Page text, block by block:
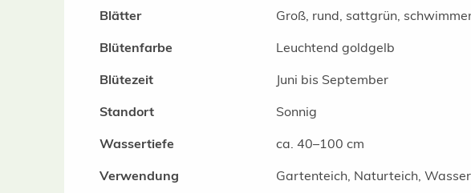
Blätter
Groß, rund, sattgrün,
Blütenfarbe
Leuchtend goldgelb
Blütezeit
Juni bis September
Standort
Sonnig
Wassertiefe
ca. 40–100 cm
Verwendung
Gartenteich, Naturteich,